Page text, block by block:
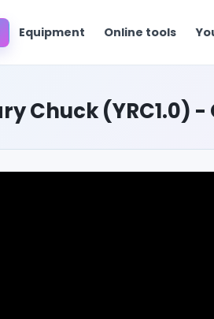
Equipment Online tools
Chuck (YRC1.0) -